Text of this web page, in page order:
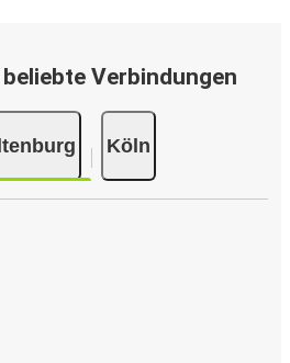
Verbindungen
Köln